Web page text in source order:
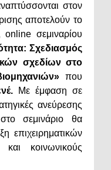
στον
αποτελούν το
online σεμιναρίου
Σχεδιασμός
σχεδίων στο
που
Με έμφαση σε
ανεύρεσης
σεμινάριο θα
επιχειρηματικών
και κοινωνικούς